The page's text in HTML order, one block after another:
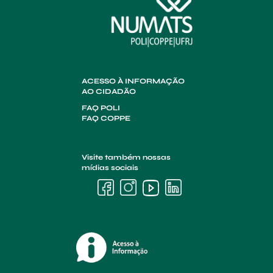
ACESSO À INFORMAÇÃO
AO CIDADÃO
FAQ POLI
FAQ COPPE
Visite também nossas
mídias sociais